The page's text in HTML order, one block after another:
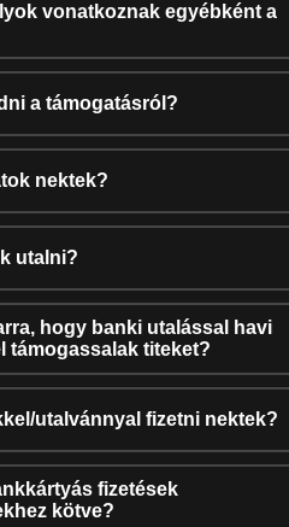
vonatkoznak egyébként a
a támogatásról?
nektek?
utalni?
hogy banki utalással havi
támogassalak titeket?
utalvánnyal fizetni nektek?
fizetések
kötve?